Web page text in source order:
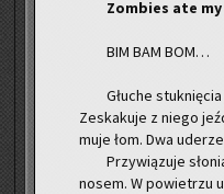
Zom­bies ate
BIM BAM BOM…
Głu­che
Ze­ska­ku­je z niego
mu­je łom. Dwa
Przy­wią­zu­je
nosem. W po­wie­trzu